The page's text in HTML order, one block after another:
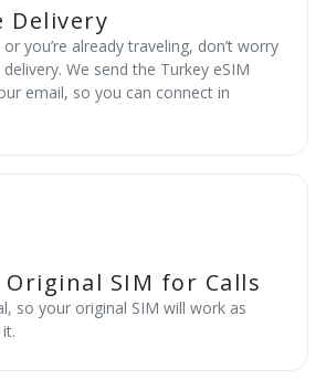
Delivery
or you’re already traveling, don’t worry
We send the Turkey eSIM
email, so you can connect in
Original SIM for Calls
so your original SIM will work as